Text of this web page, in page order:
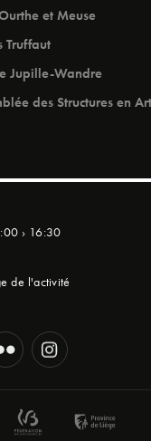
et Meuse
Truffaut
Jupille-Wandre
des Structures en
› 16:30
de l'activité